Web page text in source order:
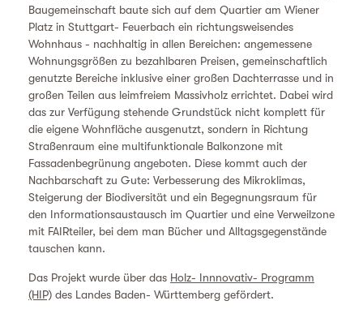
Baugemeinschaft baute sich auf dem Quartier am Wiener
Platz in Stuttgart- Feuerbach ein richtungsweisendes
Wohnhaus - nachhaltig in allen Bereichen: angemessene
Wohnungsgrößen zu bezahlbaren Preisen, gemeinschaftlich
genutzte Bereiche inklusive einer großen Dachterrasse und in
großen Teilen aus leimfreiem Massivholz errichtet. Dabei wird
das zur Verfügung stehende Grundstück nicht komplett für
die eigene Wohnfläche ausgenutzt, sondern in Richtung
Straßenraum eine multifunktionale Balkonzone mit
Fassadenbegrünung angeboten. Diese kommt auch der
Nachbarschaft zu Gute: Verbesserung des Mikroklimas,
Steigerung der Biodiversität und ein Begegnungsraum für
den Informationsaustausch im Quartier und eine Verweilzone
mit FAIRteiler, bei dem man Bücher und Alltagsgegenstände
tauschen kann.
Das Projekt wurde über das Holz- Innnovativ- Programm
(HIP) des Landes Baden- Württemberg gefördert.